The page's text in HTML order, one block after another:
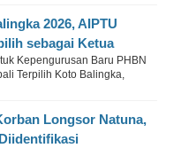
2026, AIPTU
sebagai Ketua
Kepengurusan Baru PHBN
Terpilih Koto Balingka,
Longsor Natuna,